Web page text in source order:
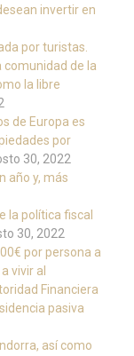
invertir en
por turistas.
comunidad de la
la libre
de Europa es
por
30, 2022
año y, más
la política fiscal
30, 2022
por persona a
vivir al
Financiera
pasiva
así como